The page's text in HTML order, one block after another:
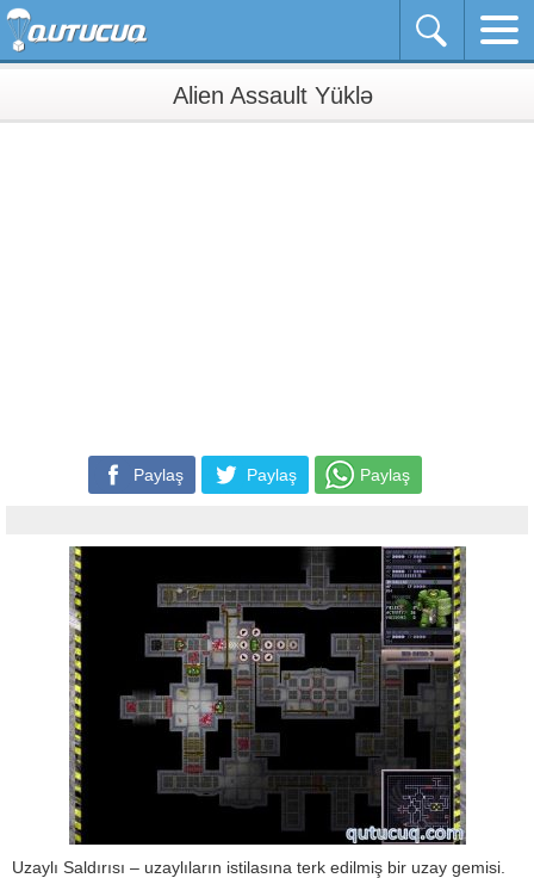
Alien Assault Yüklə
Paylaş Paylaş Paylaş
Uzaylı Saldırısı – uzaylıların istilasına terk edilmiş bir uzay gemisi.